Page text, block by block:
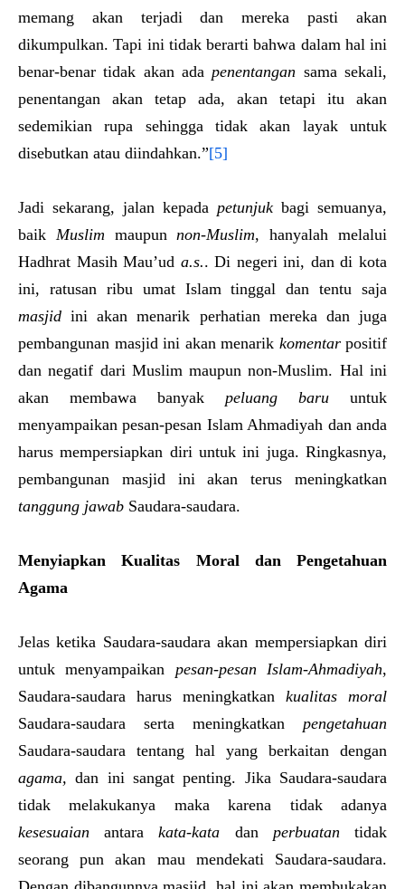
memang akan terjadi dan mereka pasti akan
dikumpulkan. Tapi ini tidak berarti bahwa dalam hal ini
benar-benar tidak akan ada penentangan sama sekali,
penentangan akan tetap ada, akan tetapi itu akan
sedemikian rupa sehingga tidak akan layak untuk
disebutkan atau diindahkan.”[5]
Jadi sekarang, jalan kepada petunjuk bagi semuanya,
baik Muslim maupun non-Muslim, hanyalah melalui
Hadhrat Masih Mau’ud a.s.. Di negeri ini, dan di kota
ini, ratusan ribu umat Islam tinggal dan tentu saja
masjid ini akan menarik perhatian mereka dan juga
pembangunan masjid ini akan menarik komentarpositif
dan negatif dari Muslim maupun non-Muslim. Hal ini
akan membawa banyak peluang baru untuk
menyampaikan pesan-pesan Islam Ahmadiyah dan anda
harus mempersiapkan diri untuk ini juga. Ringkasnya,
pembangunan masjid ini akan terus meningkatkan
tanggung jawab Saudara-saudara.
Menyiapkan Kualitas Moral dan Pengetahuan
Agama
Jelas ketika Saudara-saudara akan mempersiapkan diri
untuk menyampaikan pesan-pesan Islam-Ahmadiyah,
Saudara-saudara harus meningkatkan kualitas moral
Saudara-saudara serta meningkatkan pengetahuan
Saudara-saudara tentang hal yang berkaitan dengan
agama,dan ini sangat penting. Jika Saudara-saudara
tidak melakukanya maka karena tidak adanya
kesesuaian antarakata-kata dan perbuatan tidak
seorang pun akan mau mendekati Saudara-saudara.